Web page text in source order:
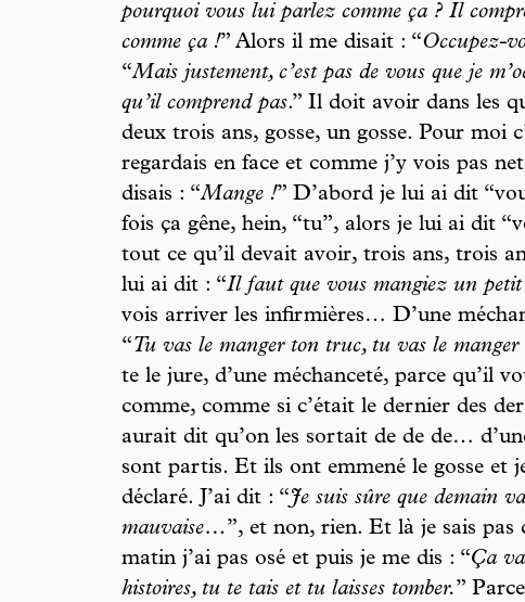
pourquoi vous lui parlez comme ça ? Il
comme ça !” Alors il me disait : “Occupez-
“Mais justement, c’est pas de vous que je
qu’il comprend pas.” Il doit avoir dans les
deux trois ans, gosse, un gosse. Pour moi
regardais en face et comme j’y vois pas
disais : “Mange !” D’abord je lui ai dit
fois ça gêne, hein, “tu”, alors je lui ai dit
tout ce qu’il devait avoir, trois ans, trois
lui ai dit : “Il faut que vous mangiez un
vois arriver les infirmières… D’une
“Tu vas le manger ton truc, tu vas le manger
te le jure, d’une méchanceté, parce qu’il
comme, comme si c’était le dernier des
aurait dit qu’on les sortait de de de…
sont partis. Et ils ont emmené le gosse et
déclaré. J’ai dit : “Je suis sûre que demain
mauvaise…”, et non, rien. Et là je sais pas
matin j’ai pas osé et puis je me dis : “Ça
histoires, tu te tais et tu laisses tomber.”